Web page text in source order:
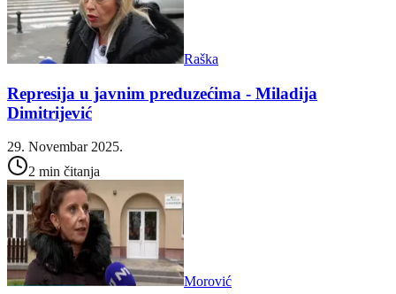
Raška
Represija u javnim preduzećima - Miladija
Dimitrijević
29. Novembar 2025.
2 min čitanja
Morović